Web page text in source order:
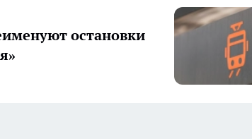
остановки